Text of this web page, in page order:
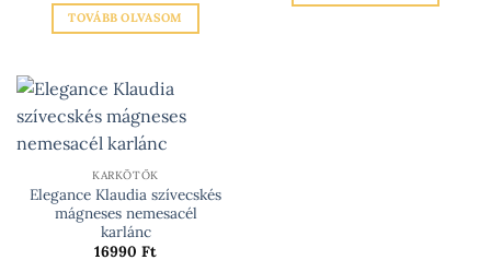
TOVÁBB OLVASOM
KARKÖTŐK
Elegance Klaudia szívecskés
mágneses nemesacél
karlánc
16990 Ft